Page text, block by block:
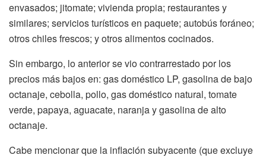
envasados; jitomate; vivienda propia; restaurantes y
similares; servicios turísticos en paquete; autobús foráneo;
otros chiles frescos; y otros alimentos cocinados.
Sin embargo, lo anterior se vio contrarrestado por los
precios más bajos en: gas doméstico LP, gasolina de bajo
octanaje, cebolla, pollo, gas doméstico natural, tomate
verde, papaya, aguacate, naranja y gasolina de alto
octanaje.
Cabe mencionar que la inflación subyacente (que excluye